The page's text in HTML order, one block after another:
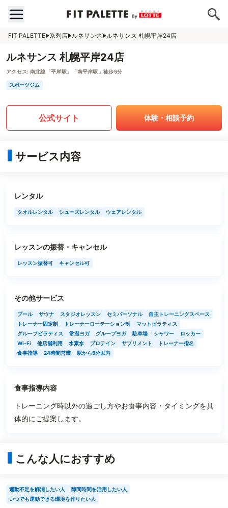
FIT PALETTE 系列店 ルネサンス ルネサンス 札幌平岸24店
ルネサンス 札幌平岸24店
アクセス: 南北線「平岸駅」「南平岸駅」徒歩5分
スポーツジム
公式サイト 体験・相談予約
サービス内容
レンタル
タオルレンタル シューズレンタル ウェアレンタル
レッスンの振替・キャンセル
レッスン振替可 キャンセル可
その他サービス
プール サウナ スタジオレッスン セミパーソナル
自主トレーニングスペース
トレーナー固定制
トレーナーローテーション制
マットピラティス
グループピラティス
常温ヨガ グループヨガ 駐車場 シャワー
ロッカー
Wi-Fi
他店舗利用 水素水 プロテイン サプリメント
トレーナー指名
食事指導
24時間営業 駅から5分以内
食事指導内容
トレーニング時以外の過ごし方やお食事内容・タイミングを具
体的にご提案します。
こんな人におすすめ
運動不足を解消したい人
隙間時間を活用したい人
いつでも運動できる環境を作りたい人